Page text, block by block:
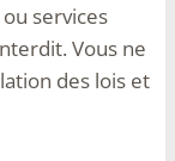
services
Vous ne
des lois et